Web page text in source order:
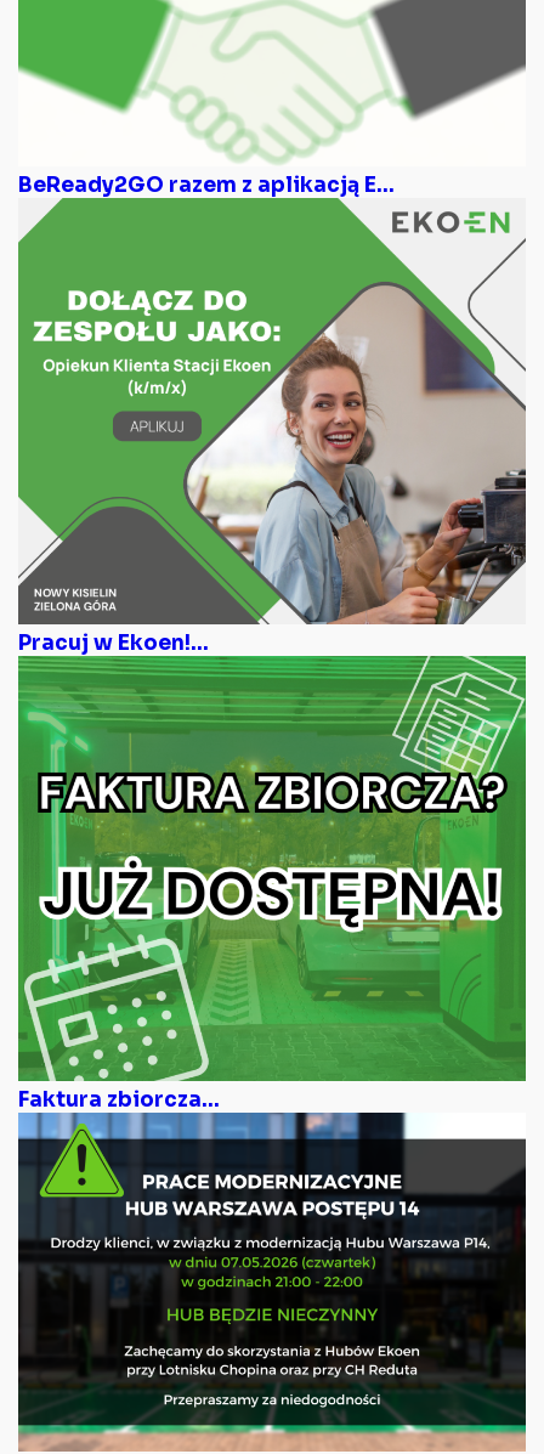
BeReady2GO razem z aplikacją E...
Pracuj w Ekoen!...
Faktura zbiorcza...